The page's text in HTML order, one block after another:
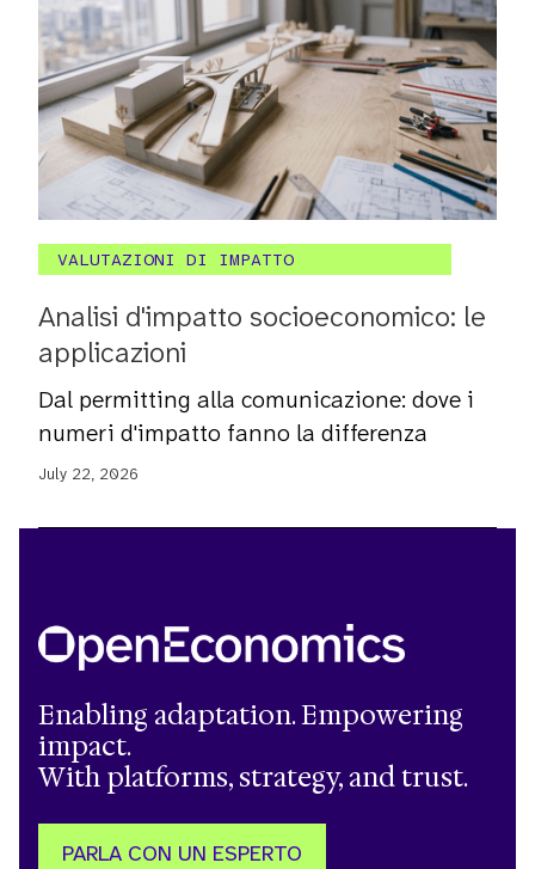
VALUTAZIONI DI IMPATTO
Analisi d'impatto socioeconomico: le
applicazioni
Dal permitting alla comunicazione: dove i
numeri d'impatto fanno la differenza
July 22, 2026
Enabling adaptation. Empowering
impact.
With platforms, strategy, and trust.
PARLA CON UN ESPERTO